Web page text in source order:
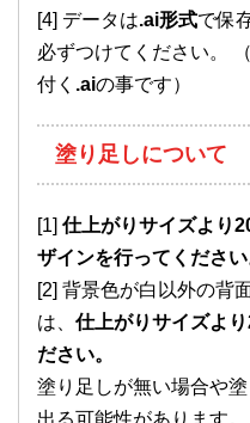
[4] データは.ai形式で保
必ずつけてください。
付く .aiの事です）
塗り足しについて
[1] 仕上がりサイズより
ザインを行ってください
[2] 背景色が白以外の背
は、 仕上がりサイズよ
ださい。
塗り足しが無い場合や